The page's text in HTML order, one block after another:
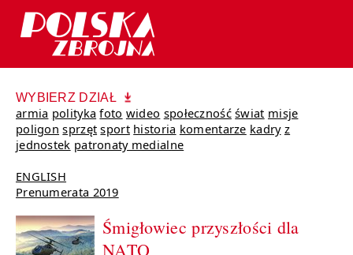
WYBIERZ DZIAŁ
armia polityka foto wideo społeczność świat misje
poligon sprzęt sport historia komentarze kadry z
jednostek patronaty medialne
ENGLISH
Prenumerata 2019
Śmigłowiec przyszłości dla
NATO